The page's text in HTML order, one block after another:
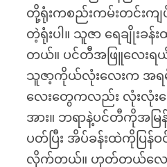
တို့ရုံးကစည်းကမ်းတင်းက
တဲ့ရုံးပါ။ သူဇာ ရေချိုးခ
တယ်။ ပင်တီအဖြူလေးရ
သူဇာ့ကိုယ်လုံးလေးက အရ
လေးတွေကလည်း လုံးလုံး
အား။ ဘရာနဲ့ပင်တီကိုအမြ
ပတ်ပြီး အိပ်ခန်းထဲကိုပြ
လိုက်တယ်။ ဟုတ်တယ်လေ သူ့